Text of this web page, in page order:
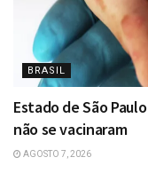
BRASIL
Estado de São
não se vacinaram
AGOSTO 7, 2026